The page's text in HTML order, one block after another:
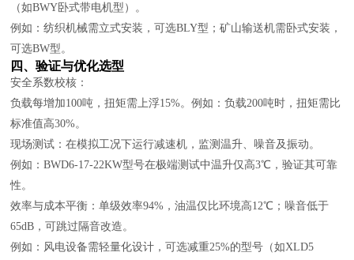
（如BWY卧式带电机型）。
例如：纺织机械需立式安装，可选BLY型；矿山输送机需卧式安装，
可选BW型。
四、验证与优化选型
安全系数校核：
负载每增加100吨，扭矩需上浮15%。例如：负载200吨时，扭矩需比
标准值高30%。
现场测试：在模拟工况下运行减速机，监测温升、噪音及振动。
例如：BWD6-17-22KW型号在极端测试中温升仅高3℃，验证其可靠
性。
效率与成本平衡：单级效率94%，油温仅比环境高12℃；噪音低于
65dB，可跳过隔音改造。
例如：风电设备需轻量化设计，可选减重25%的型号（如XLD5